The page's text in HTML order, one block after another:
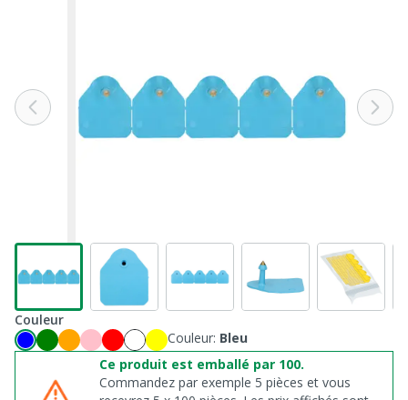
Couleur
Couleur: Bleu
Ce produit est emballé par 100.
Commandez par exemple 5 pièces et vous